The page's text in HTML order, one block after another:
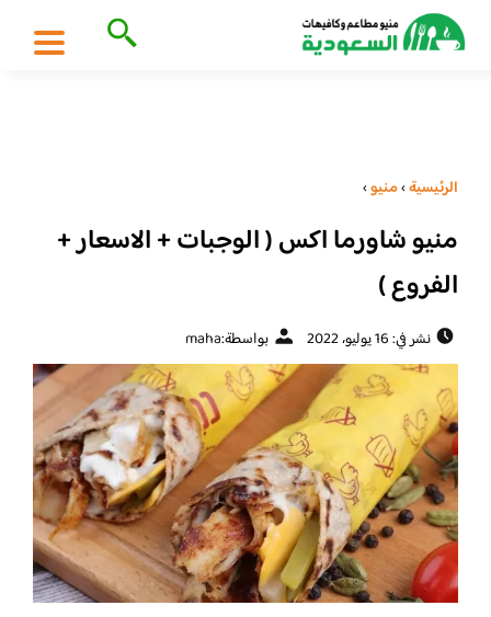
الرئيسية›منيو›
منيو شاورما اكس ( الوجبات + الاسعار +
الفروع )
نشر في: 16 يوليو، 2022 بواسطة:maha